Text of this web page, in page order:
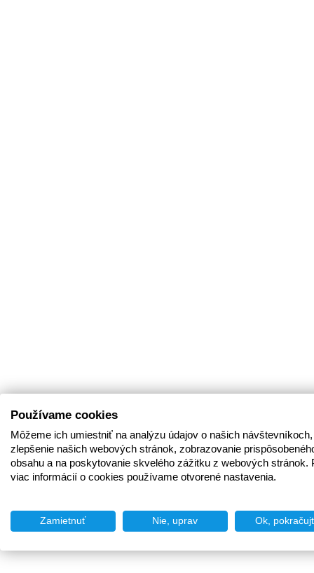
Používame cookies
Môžeme ich umiestniť na analýzu údajov o našich
zlepšenie našich webových stránok, zobrazovanie
obsahu a na poskytovanie skvelého zážitku z webových stránok.
viac informácií o cookies používame otvorené nastavenia.
Zamietnuť Nie, uprav Ok,